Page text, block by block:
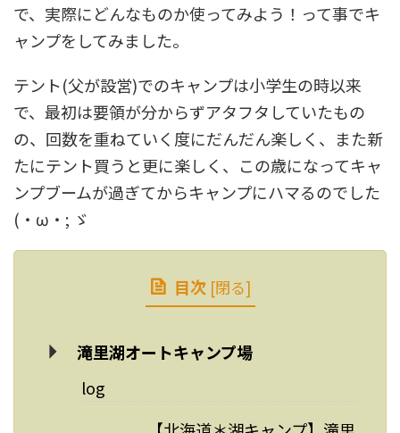
で、実際にどんなものか使ってみよう！って事でキ
ャンプをしてみました。
テント(父が設営)でのキャンプは小学生の時以来
で、最初は要領が分からずアタフタしていたもの
の、回数を重ねていく度にだんだん楽しく、また新
たにテント買うと更に楽しく、この歳になってキャ
ンプブームが過ぎてからキャンプにハマるのでした
(・ω・; ゞ
目次 [閉る]
滝里湖オートキャンプ場
log